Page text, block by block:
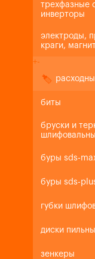
трехфазные
инверторы
электроды,
краги,
+-
биты
бруски и
буры sds-
буры sds-
губки
диски
зенкеры